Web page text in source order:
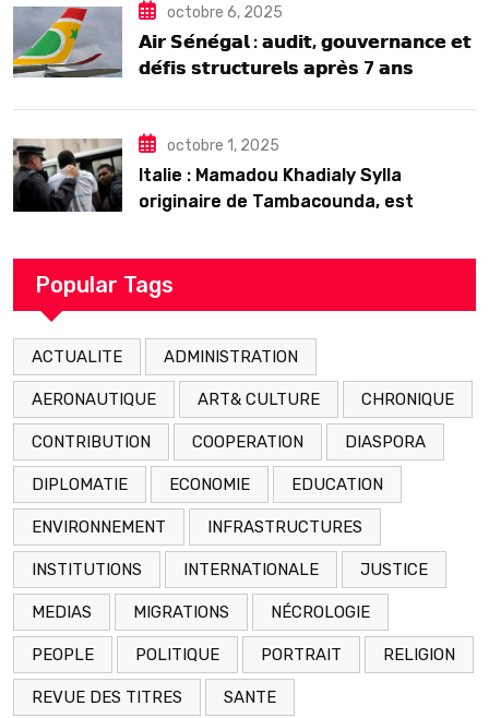
octobre 6, 2025
𝗔𝗶𝗿 𝗦𝗲́𝗻𝗲́𝗴𝗮𝗹 : 𝗮𝘂𝗱𝗶𝘁, 𝗴𝗼𝘂𝘃𝗲𝗿𝗻𝗮𝗻𝗰𝗲 𝗲𝘁
𝗱𝗲́𝗳𝗶𝘀 𝘀𝘁𝗿𝘂𝗰𝘁𝘂𝗿𝗲𝗹𝘀 𝗮𝗽𝗿𝗲̀𝘀 7 𝗮𝗻𝘀
octobre 1, 2025
Italie : Mamadou Khadialy Sylla
originaire de Tambacounda, est
arrestation
Popular Tags
ACTUALITE ADMINISTRATION
AERONAUTIQUE ART& CULTURE CHRONIQUE
CONTRIBUTION COOPERATION DIASPORA
DIPLOMATIE ECONOMIE EDUCATION
ENVIRONNEMENT INFRASTRUCTURES
INSTITUTIONS INTERNATIONALE JUSTICE
MEDIAS MIGRATIONS NÉCROLOGIE
PEOPLE POLITIQUE PORTRAIT RELIGION
REVUE DES TITRES SANTE